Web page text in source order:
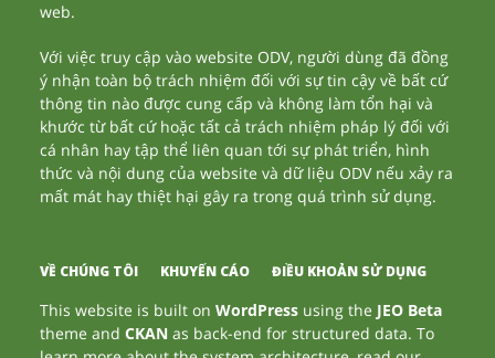
web.
Với việc truy cập vào website ODV, người dùng đã đồng
ý nhận toàn bộ trách nhiệm đối với sự tin cậy về bất cứ
thông tin nào được cung cấp và không làm tổn hại và
khước từ bất cứ hoặc tất cả trách nhiệm pháp lý đối với
cá nhân hay tập thể liên quan tới sự phát triển, hình
thức và nội dung của website và dữ liệu ODV nếu xảy ra
mất mát hay thiệt hại gây ra trong quá trình sử dụng.
VỀ CHÚNG TÔI KHUYẾN CÁO ĐIỀU KHOẢN SỬ DỤNG
This website is built onWordPress using the JEO Beta
theme andCKAN as back-end for structured data. To